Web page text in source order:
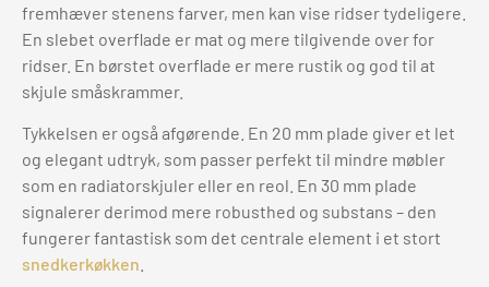
fremhæver stenens farver, men kan vise ridser tydeligere.
En slebet overflade er mat og mere tilgivende over for
ridser. En børstet overflade er mere rustik og god til at
skjule småskrammer.
Tykkelsen er også afgørende. En 20 mm plade giver et let
og elegant udtryk, som passer perfekt til mindre møbler
som en radiatorskjuler eller en reol. En 30 mm plade
signalerer derimod mere robusthed og substans – den
fungerer fantastisk som det centrale element i et stort
snedkerkøkken